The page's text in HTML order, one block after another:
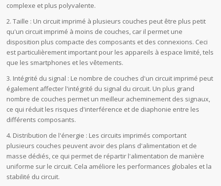
complexe et plus polyvalente.
2. Taille : Un circuit imprimé à plusieurs couches peut être plus petit
qu'un circuit imprimé à moins de couches, car il permet une
disposition plus compacte des composants et des connexions. Ceci
est particulièrement important pour les appareils à espace limité, tels
que les smartphones et les vêtements.
3. Intégrité du signal : Le nombre de couches d'un circuit imprimé peut
également affecter l'intégrité du signal du circuit. Un plus grand
nombre de couches permet un meilleur acheminement des signaux,
ce qui réduit les risques d'interférence et de diaphonie entre les
différents composants.
4. Distribution de l'énergie : Les circuits imprimés comportant
plusieurs couches peuvent avoir des plans d'alimentation et de
masse dédiés, ce qui permet de répartir l'alimentation de manière
uniforme sur le circuit. Cela améliore les performances globales et la
stabilité du circuit.